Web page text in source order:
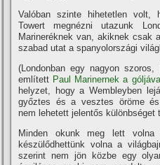
Valóban szinte hihetetlen volt,
Towert megnézni utazunk
Marineréknek van, akiknek csak
szabad utat a spanyolországi
(Londonban egy nagyon
emlí­tett Paul Marinernek a
helyzet, hogy a Wembleyben
győztes és a vesztes öröme
nem lehetett jelentős különbséget
Minden okunk meg lett volna
készülődhettünk volna a
szerint nem jön közbe egy